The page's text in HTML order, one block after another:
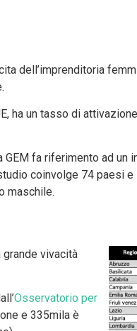
dell’imprenditoria
ha un tasso di
GEM fa riferimento ad un
coinvolge 74 paesi e
maschile.
vivacità
Osservatorio per
e 335mila è